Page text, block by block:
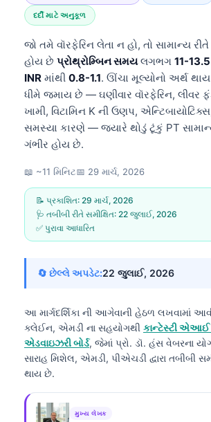
દર્દી માટે અનુકૂળ
જો તમે વૉરફેરિન લેતા ન હો, તો સામાન્ય રીતે
હોય છે પ્રોથ્રોમ્બિન સમયલગભગ 11-
INR માંથી 0.8-1.1. ઊંચા મૂલ્યોનો અર્થ
ધીમે જમાય છે — ઘણીવાર વૉરફેરિન, લીવર
ખામી, વિટામિન K ની ઉણપ,
સમસ્યા કારણે — જ્યારે થોડું ટૂંકું PT
ગંભીર હોય છે.
📖 ~11 મિનિટ📅 29 માર્ચ, 2026
📝 પ્રકાશિત: 29 માર્ચ, 2026
🩺 તબીબી રીતે સમીક્ષિત: 22 જુલાઈ, 2026
✅ પુરાવા આધારિત
🔄 છેલ્લે અપડેટ:22 જુલાઈ, 2026
આ માર્ગદર્શિકા ની આગેવાની હેઠળ લખવામાં
ક્લેઈન, એમડી ના સહયોગથી કાન્ટેસ્ટી એઆઈ
એડવાઇઝરી બોર્ડ, જેમાં પ્રો. ડૉ. હંસ વેબરના
સારાહ મિશેલ, એમડી, પીએચડી દ્વારા તબીબી
થાય છે.
મુખ્ય લેખક